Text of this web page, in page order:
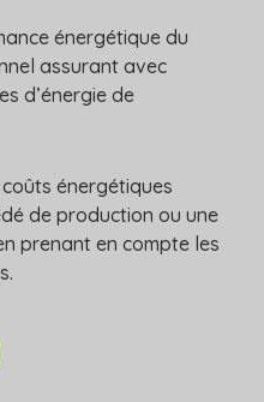
énergétique du
assurant avec
d’énergie de
énergétiques
de production ou une
prenant en compte les